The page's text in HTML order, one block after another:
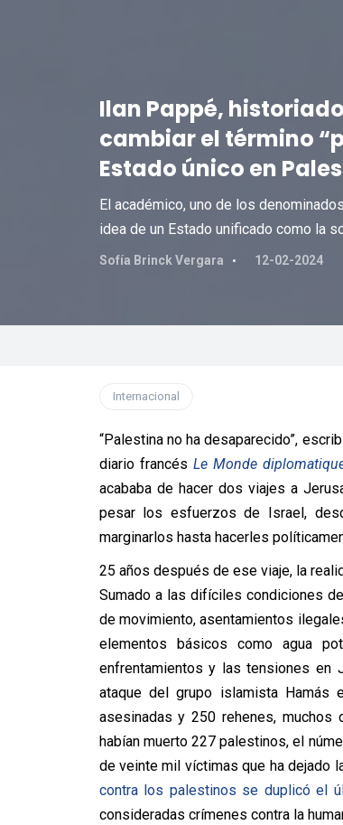
Ilan Pappé,
cambiar el término
Estado único en
El académico, uno de los
idea de un Estado unificado como la
Sofía Brinck Vergara 12-02-2024
Internacional
“Palestina no ha desaparecido”,
diario francés Le Monde
acababa de hacer dos viajes a
pesar los esfuerzos de Israel,
marginarlos hasta hacerles
25 años después de ese viaje, la
Sumado a las difíciles condiciones
de movimiento, asentamientos
elementos básicos como agua
enfrentamientos y las tensiones en
ataque del grupo islamista
asesinadas y 250 rehenes,
habían muerto 227 palestinos, el
de veinte mil víctimas que ha dejado
contra los palestinos se duplicó el
consideradas crímenes contra la